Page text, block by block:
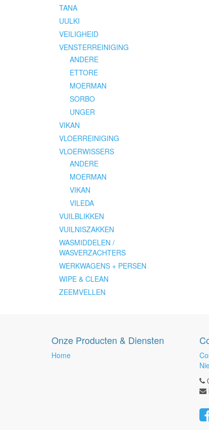
TANA
UULKI
VEILIGHEID
VENSTERREINIGING
ANDERE
ETTORE
MOERMAN
SORBO
UNGER
VIKAN
VLOERREINIGING
VLOERWISSERS
ANDERE
MOERMAN
VIKAN
VILEDA
VUILBLIKKEN
VUILNISZAKKEN
WASMIDDELEN /
WASVERZACHTERS
WERKWAGENS + PERSEN
WIPE & CLEAN
ZEEMVELLEN
Onze Producten & Diensten
Home